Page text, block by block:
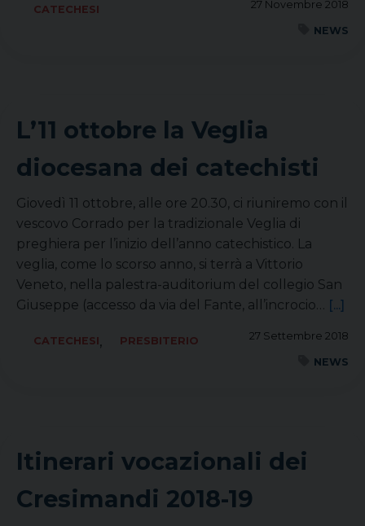
27 Novembre 2018
CATECHESI
NEWS
L’11 ottobre la Veglia
diocesana dei catechisti
Giovedì 11 ottobre, alle ore 20.30, ci riuniremo con il
vescovo Corrado per la tradizionale Veglia di
preghiera per l’inizio dell’anno catechistico. La
veglia, come lo scorso anno, si terrà a Vittorio
Veneto, nella palestra-auditorium del collegio San
Giuseppe (accesso da via del Fante, all’incrocio… [...]
27 Settembre 2018
CATECHESI,
PRESBITERIO
NEWS
Itinerari vocazionali dei
Cresimandi 2018-19